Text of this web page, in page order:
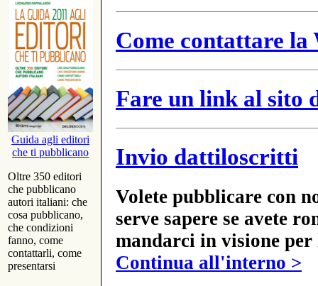
Guida agli editori
che ti pubblicano
Oltre 350 editori
che pubblicano
autori italiani: che
cosa pubblicano,
che condizioni
fanno, come
contattarli, come
presentarsi
Come contattare
Fare un link al sito
Invio dattiloscritti
Volete pubblicare con
serve sapere se avete
mandarci in visione
Continua all'interno >